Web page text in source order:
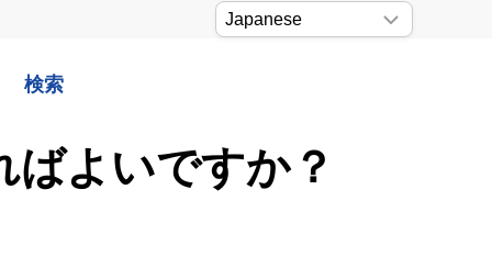
検索
よいですか？